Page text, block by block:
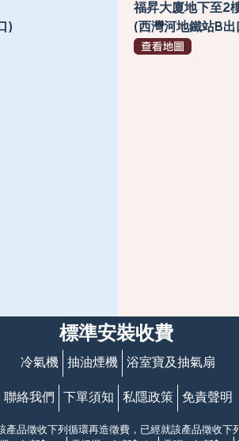
)
福昇大廈地下至2
(西灣河地鐵站B出
標準安裝收費
冷氣機 抽油煙機 浴室寶及抽氣扇
聯絡我們 下單須知 私隱政策 免責聲明
品徵收下列循環再造徵費，已經就該產品徵收下